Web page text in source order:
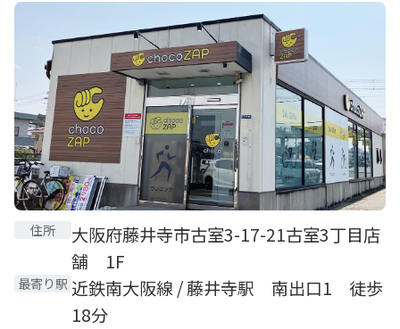
住所
大阪府藤井寺市古室3-17-21古室3丁目店
舗 1F
最寄り駅 近鉄南大阪線 / 藤井寺駅 南出口1 徒歩
18分